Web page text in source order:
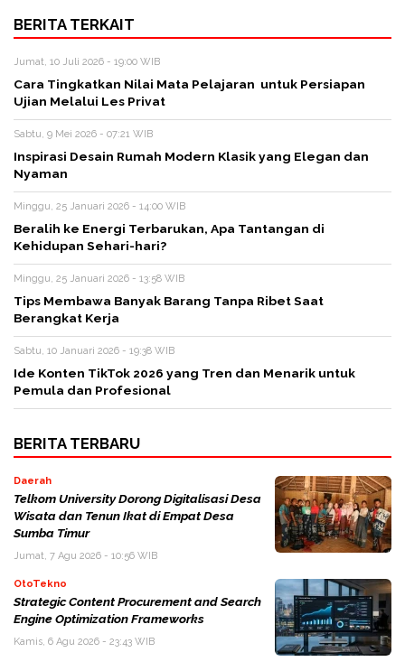
BERITA TERKAIT
Jumat, 10 Juli 2026 - 19:00 WIB
Cara Tingkatkan Nilai Mata Pelajaran untuk Persiapan
Ujian Melalui Les Privat
Sabtu, 9 Mei 2026 - 07:21 WIB
Inspirasi Desain Rumah Modern Klasik yang Elegan dan
Nyaman
Minggu, 25 Januari 2026 - 14:00 WIB
Beralih ke Energi Terbarukan, Apa Tantangan di
Kehidupan Sehari-hari?
Minggu, 25 Januari 2026 - 13:58 WIB
Tips Membawa Banyak Barang Tanpa Ribet Saat
Berangkat Kerja
Sabtu, 10 Januari 2026 - 19:38 WIB
Ide Konten TikTok 2026 yang Tren dan Menarik untuk
Pemula dan Profesional
BERITA TERBARU
Daerah
Telkom University Dorong Digitalisasi Desa
Wisata dan Tenun Ikat di Empat Desa
Sumba Timur
Jumat, 7 Agu 2026 - 10:56 WIB
OtoTekno
Strategic Content Procurement and Search
Engine Optimization Frameworks
Kamis, 6 Agu 2026 - 23:43 WIB